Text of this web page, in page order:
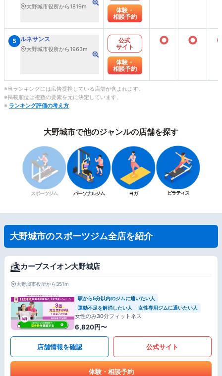
大野城市役所から1819m
体験・
相談予約
5 ルネサンス
大野城市役所から1963m
公式
サイト
体験・
相談予約
○ ○
※当ランキングには広告提携している店舗が含まれます。
※掲載順位は複数の要素を元に決定しています。
※ ランキング評価の考え方
大野城市で他のジャンルの店舗を探す
スポーツジム パーソナルジム ヨガ ピラティス
大野城市のスポーツジム全店を紹介
カーブスイオン大野城店
大野城市役所から351m
駅から5分以内のジムに通いたい人
運動不足を解消したい人
女性専用ジムに通いたい人
女性のみ30分フィットネス
6,820円〜
店舗情報を確認 公式サイト
体験・相談予約